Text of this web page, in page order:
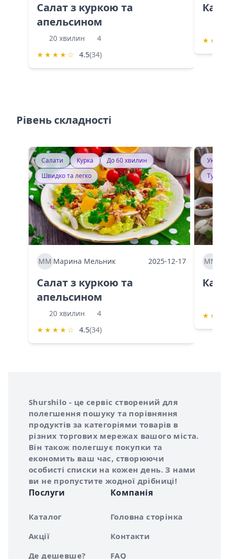
Салат з куркою та
апельсином
20 хвилин
4
★ ★ ★ ★ ☆ 4.5(34)
★ ★
Рівень складності
Салати Курка
До 60 хвилин
Швидко та легко
ММ Марина Мельник 2025-12-17
Салат з куркою та
апельсином
20 хвилин
4
★ ★ ★ ★ ☆ 4.5(34)
ММ
★ ★
Про сервіс Shurshilo
Shurshilo - це сервіс створений для
полегшення пошуку та порівняння
продуктів за категоріями товарів в
різних торгових мережах вашого міста.
Він також полегшує покупки та
економить ваш час, створюючи
особисті списки на кожен день. З нами
ви не пропустите жодної дрібниці!
Послуги
Каталог
Акції
Де дешевше?
Компанія
Головна сторінка
Контакти
FAQ